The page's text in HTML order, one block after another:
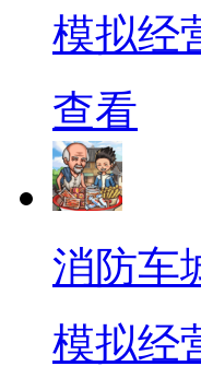
模拟经
查看
消防车
模拟经